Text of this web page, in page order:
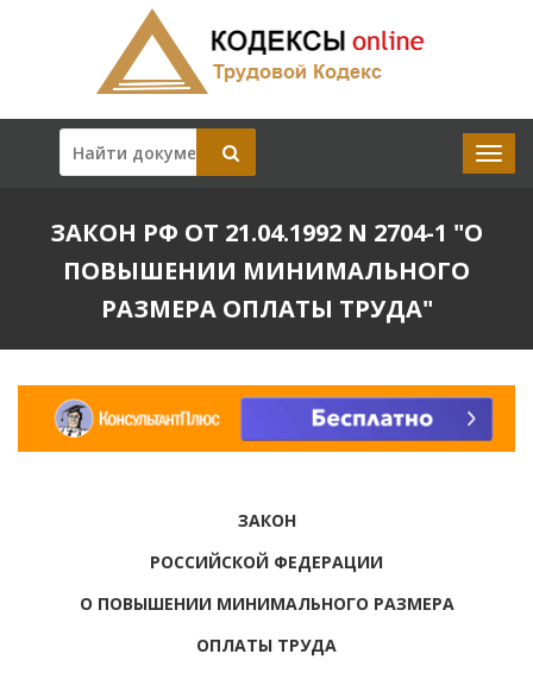
ЗАКОН РФ ОТ 21.04.1992 N 2704-1 "О
ПОВЫШЕНИИ МИНИМАЛЬНОГО
РАЗМЕРА ОПЛАТЫ ТРУДА"
ЗАКОН
РОССИЙСКОЙ ФЕДЕРАЦИИ
О ПОВЫШЕНИИ МИНИМАЛЬНОГО РАЗМЕРА
ОПЛАТЫ ТРУДА